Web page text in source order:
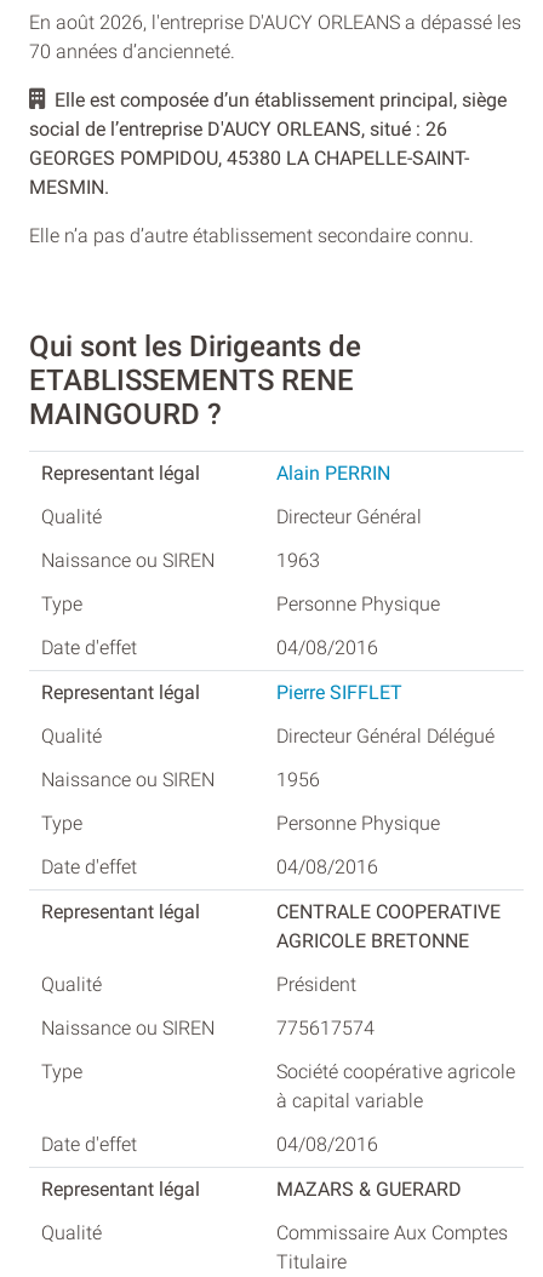
En août 2026, l'entreprise D'AUCY ORLEANS a dépassé les
70 années d’ancienneté.
Elle est composée d’un établissement principal, siège
social de l’entreprise D'AUCY ORLEANS, situé : 26
GEORGES POMPIDOU, 45380 LA CHAPELLE-SAINT-
MESMIN.
Elle n’a pas d’autre établissement secondaire connu.
Qui sont les Dirigeants de
ETABLISSEMENTS RENE
MAINGOURD ?
Alain PERRIN
Directeur Général
1963
Personne Physique
04/08/2016
Pierre SIFFLET
Directeur Général Délégué
1956
Personne Physique
04/08/2016
CENTRALE COOPERATIVE
AGRICOLE BRETONNE
Président
775617574
Société coopérative agricole
à capital variable
04/08/2016
MAZARS & GUERARD
Commissaire Aux Comptes
Titulaire